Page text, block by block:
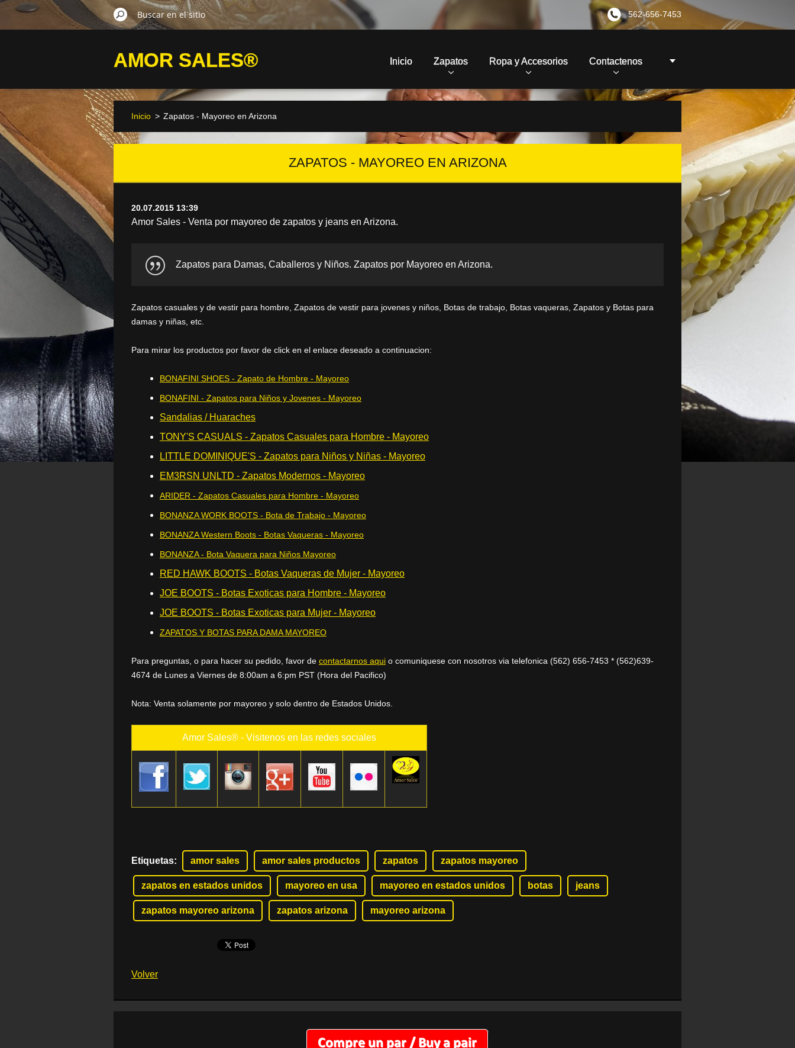
562-656-7453
AMOR SALES® Inicio Zapatos Ropa y Accesorios Contactenos
Inicio > Zapatos - Mayoreo en Arizona
ZAPATOS - MAYOREO EN ARIZONA
20.07.2015 13:39
Amor Sales - Venta por mayoreo de zapatos y jeans en Arizona.
Zapatos para Damas, Caballeros y Niños. Zapatos por Mayoreo en Arizona.
Zapatos casuales y de vestir para hombre, Zapatos de vestir para jovenes y niños, Botas de trabajo, Botas vaqueras, Zapatos y Botas para
damas y niñas, etc.
Para mirar los productos por favor de click en el enlace deseado a continuacion:
BONAFINI SHOES - Zapato de Hombre - Mayoreo
BONAFINI - Zapatos para Niños y Jovenes - Mayoreo
Sandalias / Huaraches
TONY'S CASUALS - Zapatos Casuales para Hombre - Mayoreo
LITTLE DOMINIQUE'S - Zapatos para Niños y Niñas - Mayoreo
EM3RSN UNLTD - Zapatos Modernos - Mayoreo
ARIDER - Zapatos Casuales para Hombre - Mayoreo
BONANZA WORK BOOTS - Bota de Trabajo - Mayoreo
BONANZA Western Boots - Botas Vaqueras - Mayoreo
BONANZA - Bota Vaquera para Niños Mayoreo
RED HAWK BOOTS - Botas Vaqueras de Mujer - Mayoreo
JOE BOOTS - Botas Exoticas para Hombre - Mayoreo
JOE BOOTS - Botas Exoticas para Mujer - Mayoreo
ZAPATOS Y BOTAS PARA DAMA MAYOREO
Para preguntas, o para hacer su pedido, favor de contactarnos aqui o comuniquese con nosotros via telefonica (562) 656-7453 * (562)639-
4674 de Lunes a Viernes de 8:00am a 6:pm PST (Hora del Pacifico)
Nota: Venta solamente por mayoreo y solo dentro de Estados Unidos.
Amor Sales® - Visitenos en las redes sociales
Etiquetas: amor sales amor sales productos zapatos zapatos mayoreo
zapatos en estados unidos mayoreo en usa mayoreo en estados unidos botas jeans
zapatos mayoreo arizona zapatos arizona mayoreo arizona
Volver